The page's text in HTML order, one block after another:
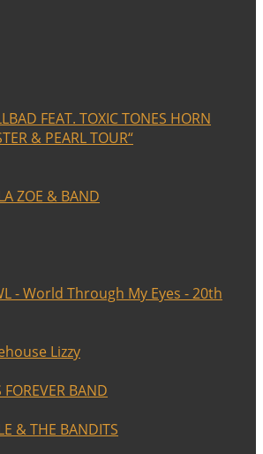
FEAT. TOXIC TONES HORN
& PEARL TOUR“
ZOE & BAND
- World Through My Eyes - 20th
Lizzy
FOREVER BAND
& THE BANDITS